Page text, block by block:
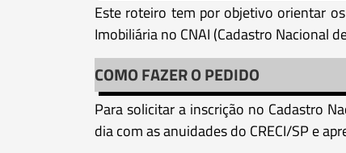
Este roteiro tem por objetivo orientar
Imobiliária no CNAI (Cadastro Nacional
COMO FAZER O PEDIDO
Para solicitar a inscrição no Cadastro
dia com as anuidades do CRECI/SP e